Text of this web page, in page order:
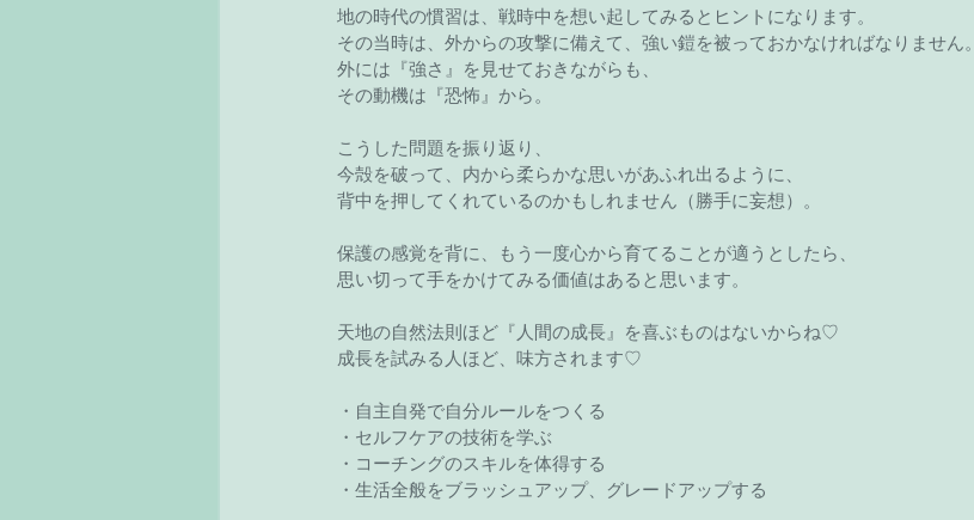
地の時代の慣習は、戦時中を想い起してみるとヒントになります。
その当時は、外からの攻撃に備えて、強い鎧を被っておかなければなりません。
外には『強さ』を見せておきながらも、
その動機は『恐怖』から。
こうした問題を振り返り、
今殻を破って、内から柔らかな思いがあふれ出るように、
背中を押してくれているのかもしれません（勝手に妄想）。
保護の感覚を背に、もう一度心から育てることが適うとしたら、
思い切って手をかけてみる価値はあると思います。
天地の自然法則ほど『人間の成長』を喜ぶものはないからね♡
成長を試みる人ほど、味方されます♡
・自主自発で自分ルールをつくる
・セルフケアの技術を学ぶ
・コーチングのスキルを体得する
・生活全般をブラッシュアップ、グレードアップする